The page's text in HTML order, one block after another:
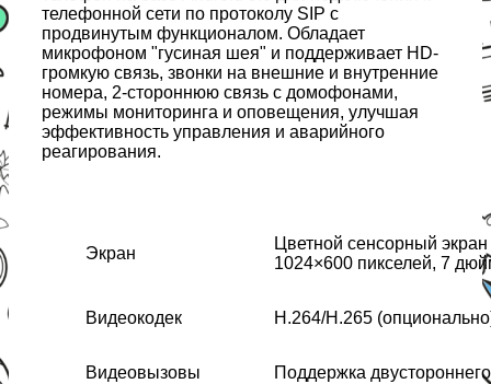
телефонной сети по протоколу SIP с
продвинутым функционалом. Обладает
микрофоном "гусиная шея" и поддерживает HD-
громкую связь, звонки на внешние и внутренние
номера, 2-cтороннюю связь с домофонами,
режимы мониторинга и оповещения, улучшая
эффективность управления и аварийного
реагирования.
Экран
Цветной сенсорный
1024×600 пикселей, 7
Видеокодек H.264/H.265
Видеовызовы Поддержка